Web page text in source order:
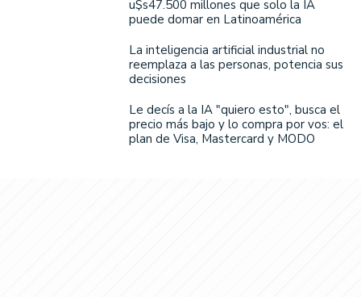
u$s47.500 millones que solo la IA
puede domar en Latinoamérica
La inteligencia artificial industrial no
reemplaza a las personas, potencia sus
decisiones
Le decís a la IA "quiero esto", busca el
precio más bajo y lo compra por vos: el
plan de Visa, Mastercard y MODO